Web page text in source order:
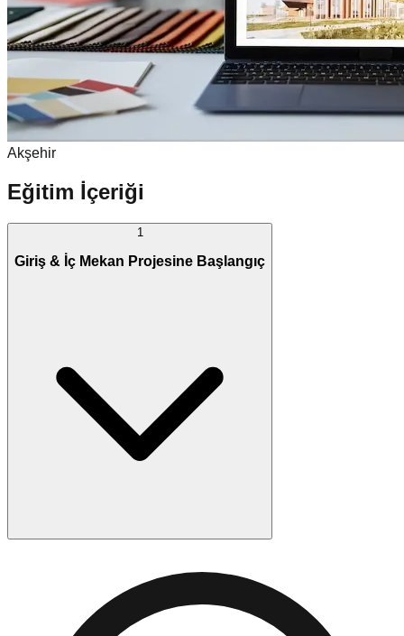
Akşehir
Eğitim İçeriği
1
Giriş & İç Mekan Projesine Başlangıç